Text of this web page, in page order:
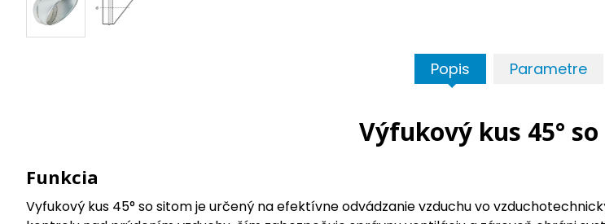
Popis Parametre
Výfukový kus 45°
Funkcia
Vyfukový kus 45° so sitom je určený na efektívne odvádzanie vzduchu vo